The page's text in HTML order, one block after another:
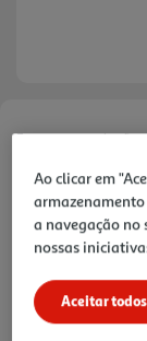
Faça a sua avaliação
3.49 €/un
3,49 €
Ao clicar em
a navegação no
nossas
Aceitar